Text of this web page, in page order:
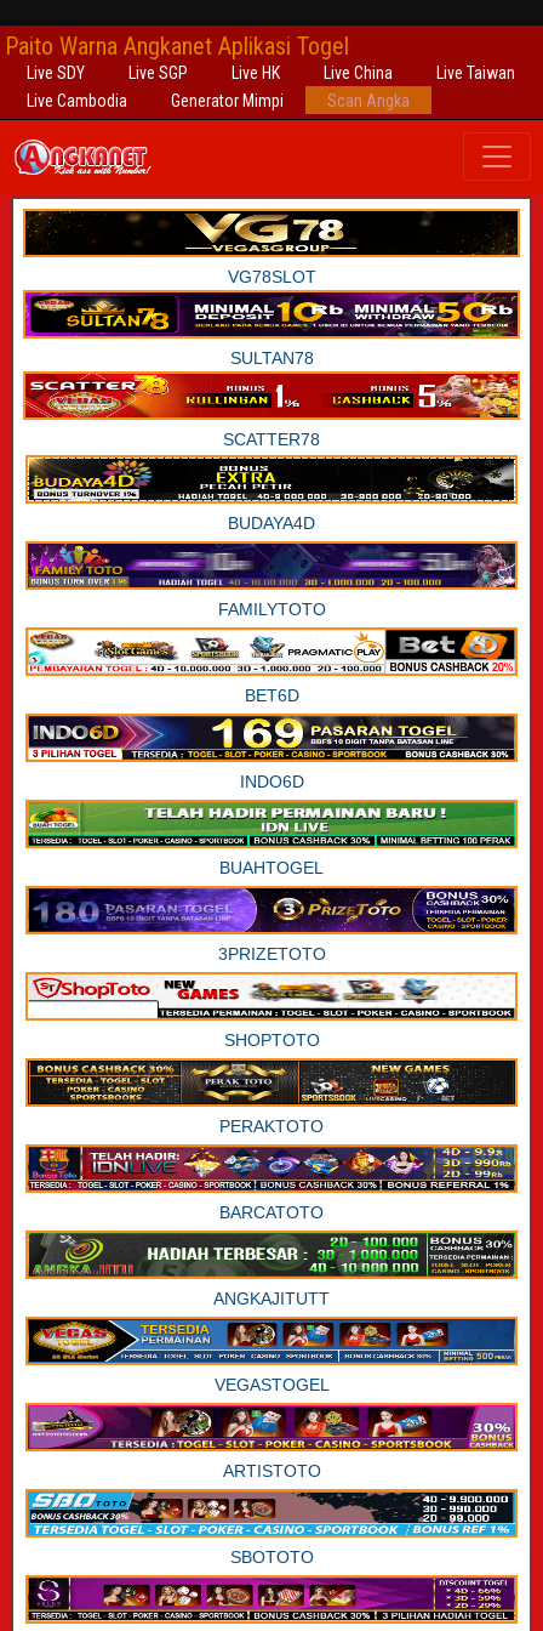
Paito Warna Angkanet Aplikasi Togel
Live SDY Live SGP Live HK Live China
Live Taiwan
Live Cambodia
Generator Mimpi Scan Angka
VG78SLOT
SULTAN78
SCATTER78
BUDAYA4D
FAMILYTOTO
BET6D
INDO6D
BUAHTOGEL
3PRIZETOTO
SHOPTOTO
PERAKTOTO
BARCATOTO
ANGKAJITUTT
VEGASTOGEL
ARTISTOTO
SBOTOTO